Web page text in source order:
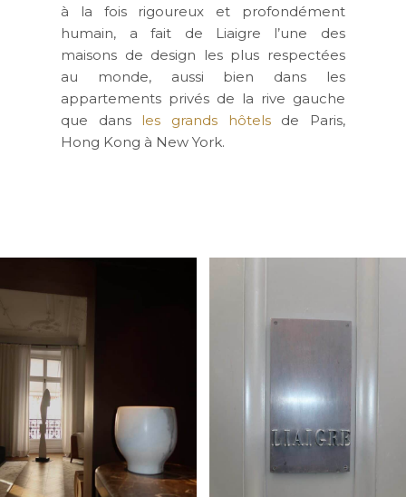
à la fois rigoureux et profondément
humain, a fait de Liaigre l’une des
maisons de design les plus respectées
au monde, aussi bien dans les
appartements privés de la rive gauche
que dans les grands hôtelsde Paris,
Hong Kong à New York.